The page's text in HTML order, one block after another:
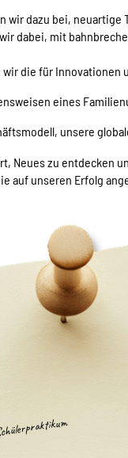
dazu bei,
dabei, mit
die für
eines
unsere
Neues zu
auf unseren Erfolg